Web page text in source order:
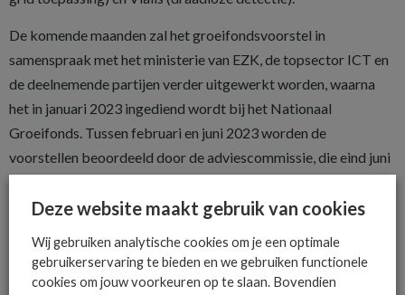
De komende maanden zal het groeifondsvoorstel in
samenspraak met het ministerie van EZK, de topsector ICT en
de deelnemende partijen verder uitgewerkt worden, waarna
het in januari 2023 ingediend wordt bij het Nationaal
Groeifonds. Tussen februari en juni 2023 worden de
voorstellen beoordeeld door de adviescommissie, die eind juni
beslissing zal nemen. De verwachting is dat het definitieve
groeifondsaanvragen begin Q3 2023 bekend zal worden
gemaakt.
Deze website maakt gebruik van cookies
Wij gebruiken analytische cookies om je een optimale
gebruikerservaring te bieden en we gebruiken functionele
cookies om jouw voorkeuren op te slaan. Bovendien